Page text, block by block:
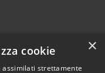
×
cookie
assimilati strettamente